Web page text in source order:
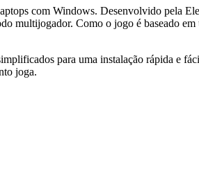
com Windows. Desenvolvido pela
multijogador. Como o jogo é baseado
para uma instalação rápida e
joga.